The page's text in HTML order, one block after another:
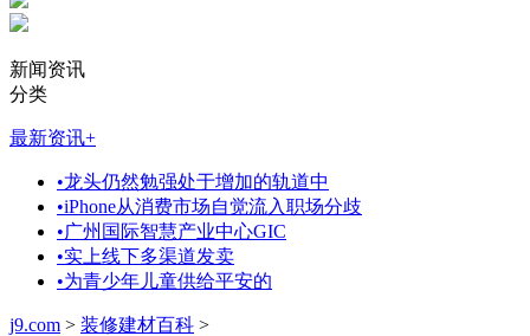
新闻资讯
分类
最新资讯+
•龙头仍然勉强处于增加的轨道中
•iPhone从消费市场自觉流入职场分歧
•广州国际智慧产业中心GIC
•实上线下多渠道发卖
•为青少年儿童供给平安的
j9.com > 装修建材百科 >